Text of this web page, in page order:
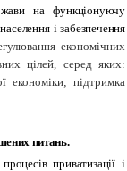
на функціонуючу
і забезпечення
економічних
цілей, серед яких:
економіки; підтримка
питань.
приватизації і